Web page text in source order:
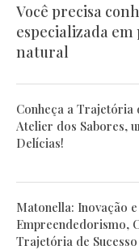
Você precisa
especializada
natural
Conheça a Trajetória
Atelier dos Sabores,
Delícias!
Matonella: Inovação e
Empreendedorismo,
Trajetória de